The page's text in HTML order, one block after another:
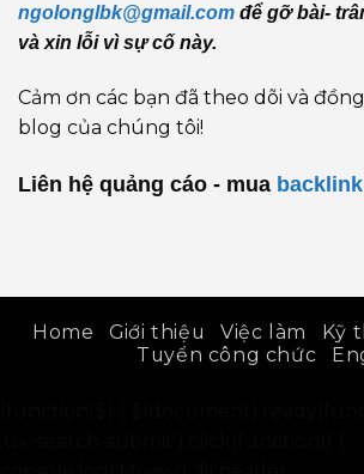
ngolonglbk@gmail.com để gỡ bài-
và xin lỗi vì sự cố này.
Cảm ơn các bạn đã theo dõi và
blog của chúng tôi!
Liên hệ quảng cáo - mua backlink
Home Giới thiệu Việc làm Kỹ
Tuyển công chức